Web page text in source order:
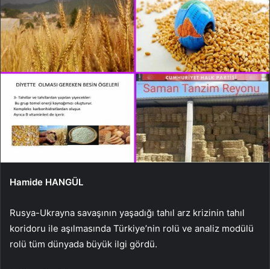
Hamide HANGÜL
Rusya-Ukrayna savaşının yaşadığı tahıl arz krizinin tahıl
koridoru ile aşılmasında Türkiye’nin rolü ve analiz modülü
rolü tüm dünyada büyük ilgi gördü.